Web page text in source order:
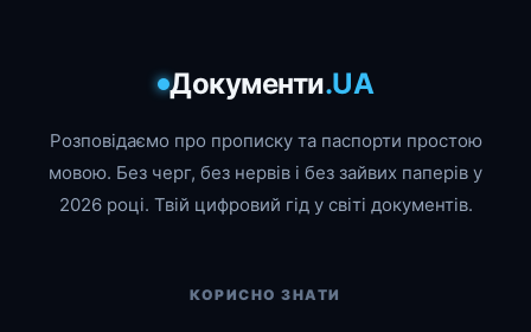
Документи.UA
Розповідаємо про прописку та паспорти простою
мовою. Без черг, без нервів і без зайвих паперів у
2026 році. Твій цифровий гід у світі документів.
КОРИСНО ЗНАТИ